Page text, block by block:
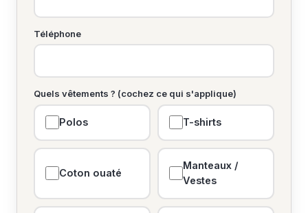
Téléphone
Quels vêtements ? (cochez ce qui s'applique)
Polos T-shirts
Coton ouaté
Manteaux /
Vestes